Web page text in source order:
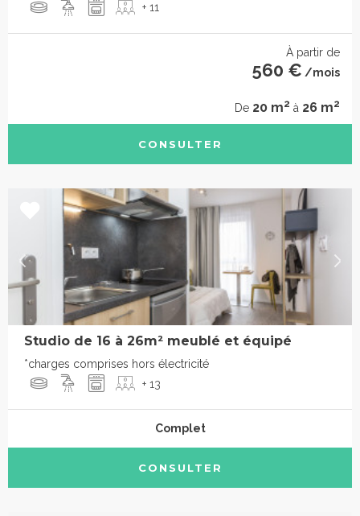
+ 11
À partir de
560 € /mois
De 20 m2 à 26 m2
CONSULTER
Studio de 16 à 26m² meublé et équipé
*charges comprises hors électricité
+ 13
Complet
CONSULTER